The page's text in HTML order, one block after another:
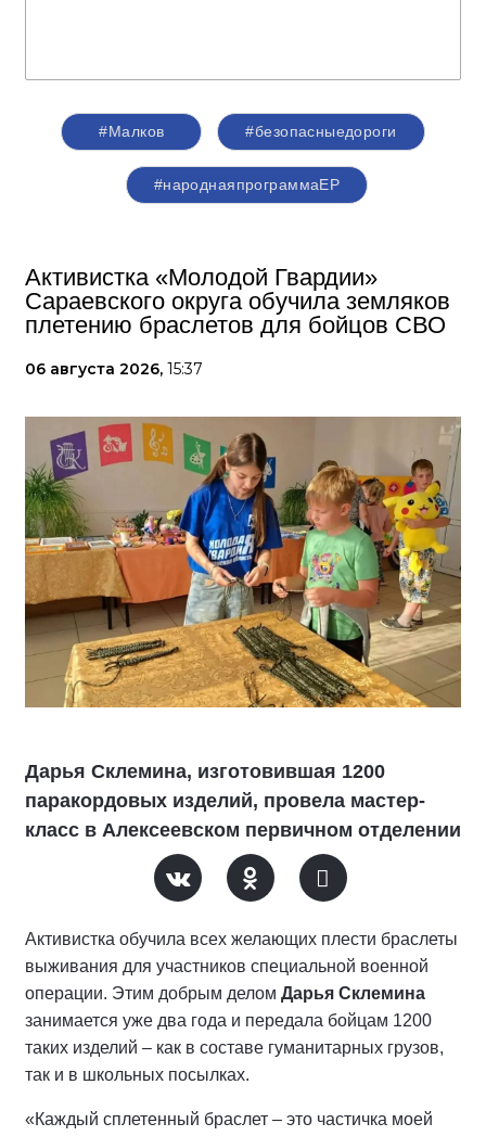
#Малков #безопасныедороги
#народнаяпрограммаЕР
Активистка «Молодой Гвардии»
Сараевского округа обучила земляков
плетению браслетов для бойцов СВО
06 августа 2026, 15:37
Дарья Склемина, изготовившая 1200
паракордовых изделий, провела мастер-
класс в Алексеевском первичном отделении
Активистка обучила всех желающих плести браслеты
выживания для участников специальной военной
операции. Этим добрым делом Дарья Склемина
занимается уже два года и передала бойцам 1200
таких изделий – как в составе гуманитарных грузов,
так и в школьных посылках.
«Каждый сплетенный браслет – это частичка моей